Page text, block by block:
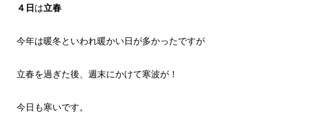
４日 は立春
今年は暖冬といわれ暖かい日が多かったですが
立春を過ぎた後、週末にかけて寒波が！
今日も寒いです。